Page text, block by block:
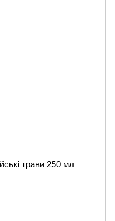
трави 250 мл